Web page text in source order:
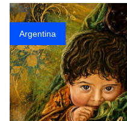
Argentina